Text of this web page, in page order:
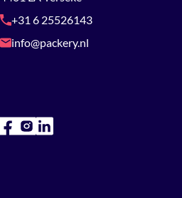
+31 6 25526143
info@packery.nl